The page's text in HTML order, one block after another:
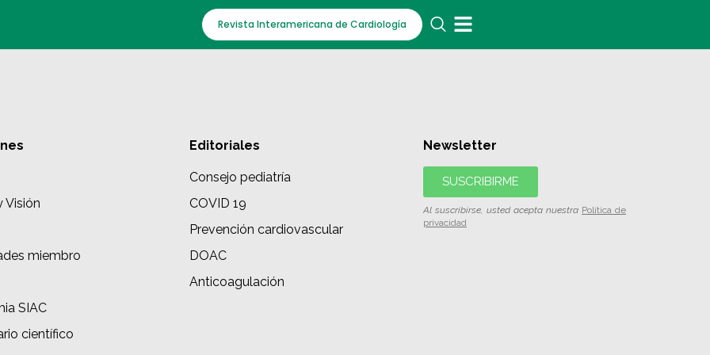
Revista Interamericana de Cardiología
Visión
miembro
SIAC
científico
Editoriales
Consejo pediatría
COVID 19
Prevención cardiovascular
DOAC
Anticoagulación
Newsletter
SUSCRIBIRME
Al suscribirse, usted acepta nuestra Política de
privacidad